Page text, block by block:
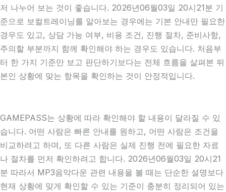
저 나누어 보는 것이 좋습니다. 2026년06월03일 20시21분 기
준으로 보컬트레이닝를 알아보는 경우에는 기본 안내만 필요한
경우도 있고, 상담 가능 여부, 비용 조건, 진행 절차, 준비사항,
주의할 부분까지 함께 확인해야 하는 경우도 있습니다. 처음부
터 한 가지 기준만 보고 판단하기보다는 전체 흐름을 살펴본 뒤
본인 상황에 맞는 항목을 확인하는 것이 안정적입니다.
GAMEPASS는 상황에 따라 확인해야 할 내용이 달라질 수 있
습니다. 어떤 사람은 빠른 안내를 원하고, 어떤 사람은 조건을
비교하려고 하며, 또 다른 사람은 실제 진행 전에 필요한 자료
나 절차를 먼저 확인하려고 합니다. 2026년06월03일 20시21
분 따라서 MP3음악다운 관련 내용을 볼 때는 단순한 설명보다
현재 상황에 맞게 확인할 수 있는 기준이 충분히 정리되어 있는